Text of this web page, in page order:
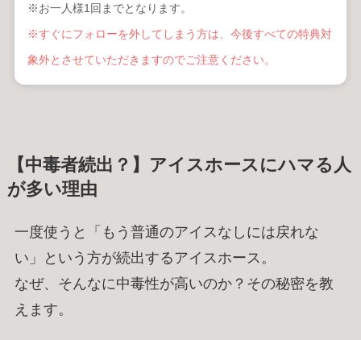
※お一人様1回までとなります。
※すぐにフォローを外してしまう方は、今後すべての特典対
象外とさせていただきますのでご注意ください。
【中毒者続出？】アイスホースにハマる人
が多い理由
一度使うと「もう普通のアイスなしには戻れな
い」という方が続出するアイスホース。
なぜ、そんなに中毒性が高いのか？その秘密を教
えます。